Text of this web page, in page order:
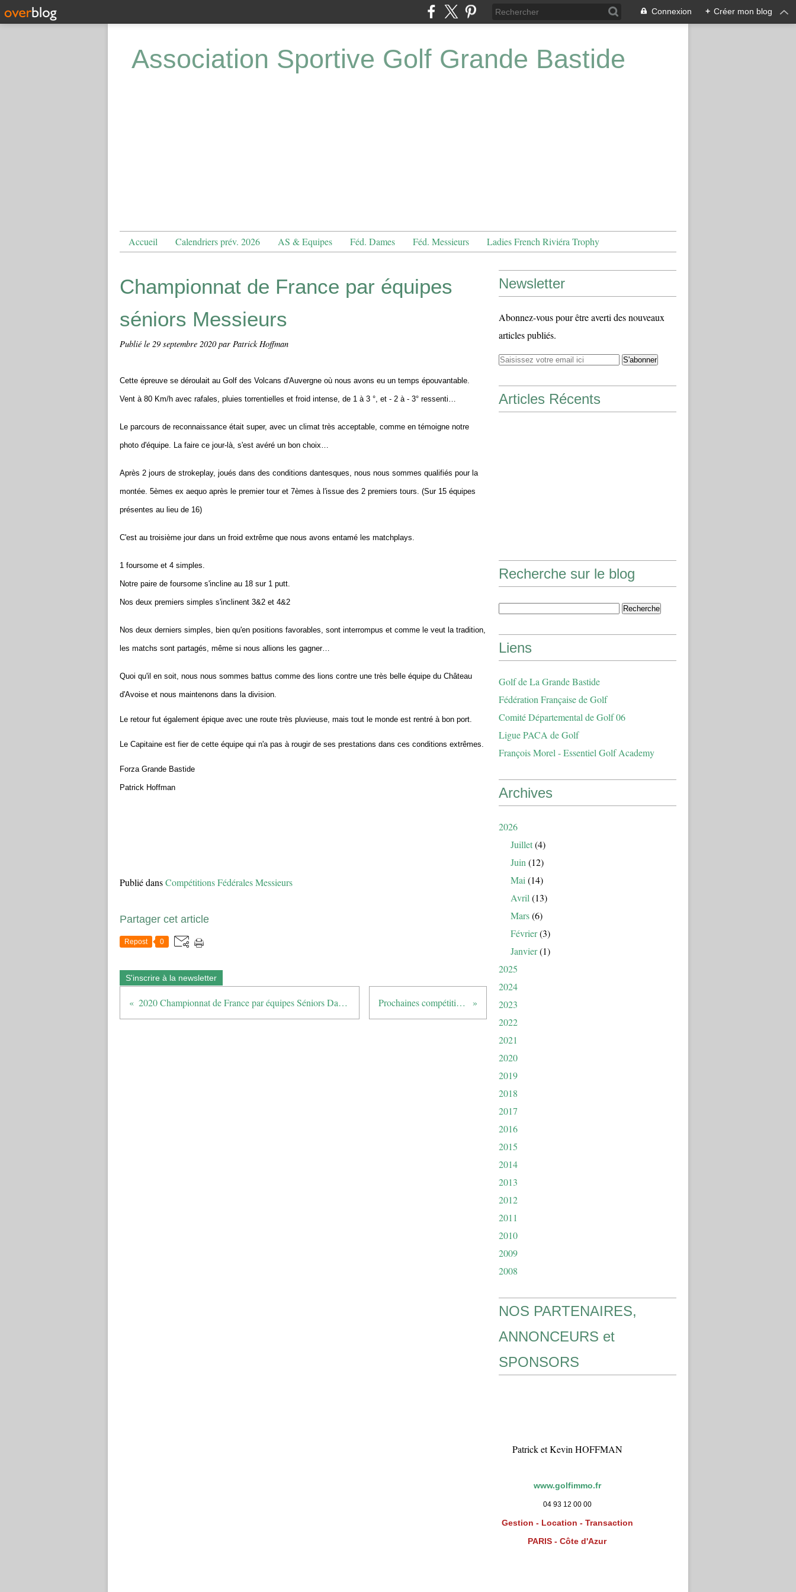
Connexion + Créer mon blog
Association Sportive Golf Grande Bastide
Accueil Calendriers prév. 2026 AS & Equipes Féd. Dames Féd. Messieurs Ladies French Riviéra Trophy
Championnat de France par équipes
séniors Messieurs
Publié le 29 septembre 2020par Patrick Hoffman
Cette épreuve se déroulait au Golf des Volcans d'Auvergne où nous avons eu un temps épouvantable.
Vent à 80 Km/h avec rafales, pluies torrentielles et froid intense, de 1 à 3 °, et - 2 à - 3° ressenti…
Le parcours de reconnaissance était super, avec un climat très acceptable, comme en témoigne notre
photo d'équipe. La faire ce jour-là, s'est avéré un bon choix…
Après 2 jours de strokeplay, joués dans des conditions dantesques, nous nous sommes qualifiés pour la
montée. 5èmes ex aequo après le premier tour et 7èmes à l'issue des 2 premiers tours. (Sur 15 équipes
présentes au lieu de 16)
C'est au troisième jour dans un froid extrême que nous avons entamé les matchplays.
1 foursome et 4 simples.
Notre paire de foursome s'incline au 18 sur 1 putt.
Nos deux premiers simples s'inclinent 3&2 et 4&2
Nos deux derniers simples, bien qu'en positions favorables, sont interrompus et comme le veut la tradition,
les matchs sont partagés, même si nous allions les gagner…
Quoi qu'il en soit, nous nous sommes battus comme des lions contre une très belle équipe du Château
d'Avoise et nous maintenons dans la division.
Le retour fut également épique avec une route très pluvieuse, mais tout le monde est rentré à bon port.
Le Capitaine est fier de cette équipe qui n'a pas à rougir de ses prestations dans ces conditions extrêmes.
Forza Grande Bastide
Patrick Hoffman
Publié dansCompétitions Fédérales Messieurs
Partager cet article
Repost 0
S'inscrire à la newsletter
2020 Championnat de France par équipes Séniors Dames Prochaines compétitions
Newsletter
Abonnez-vous pour être averti des nouveaux
articles publiés.
Articles Récents
Recherche sur le blog
Liens
Golf de La Grande Bastide
Fédération Française de Golf
Comité Départemental de Golf 06
Ligue PACA de Golf
François Morel - Essentiel Golf Academy
Archives
2026
Juillet(4)
Juin (12)
Mai (14)
Avril (13)
Mars(6)
Février(3)
Janvier(1)
2025
2024
2023
2022
2021
2020
2019
2018
2017
2016
2015
2014
2013
2012
2011
2010
2009
2008
NOS PARTENAIRES,
ANNONCEURS et
SPONSORS
Patrick et Kevin HOFFMAN
www.golfimmo.fr
04 93 12 00 00
Gestion - Location - Transaction
PARIS - Côte d'Azur